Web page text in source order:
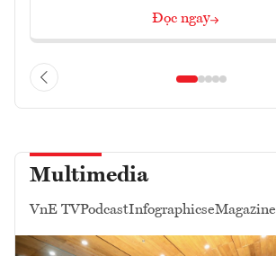
Đọc ngay
Multimedia
VnE TVPodcastInfographicseMagazine